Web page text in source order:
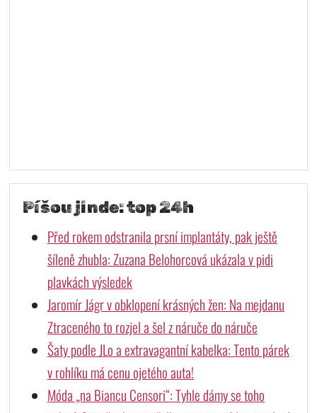
Píšou jinde: top 24h
Před rokem odstranila prsní implantáty, pak ještě
šíleně zhubla: Zuzana Belohorcová ukázala v pidi
plavkách výsledek
Jaromír Jágr v obklopení krásných žen: Na mejdanu
Ztraceného to rozjel a šel z náruče do náruče
Šaty podle JLo a extravagantní kabelka: Tento párek
v rohlíku má cenu ojetého auta!
Móda „na Biancu Censori“: Tyhle dámy se toho